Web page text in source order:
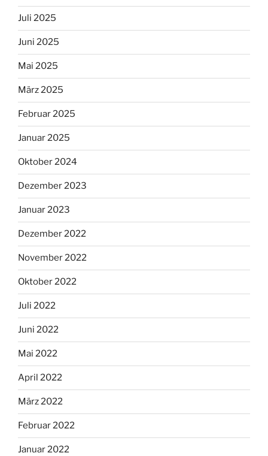
Juli 2025
Juni 2025
Mai 2025
März 2025
Februar 2025
Januar 2025
Oktober 2024
Dezember 2023
Januar 2023
Dezember 2022
November 2022
Oktober 2022
Juli 2022
Juni 2022
Mai 2022
April 2022
März 2022
Februar 2022
Januar 2022